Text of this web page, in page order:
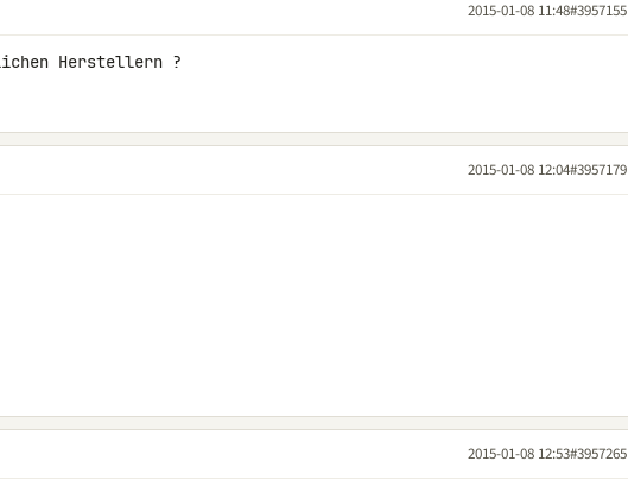
2015-01-08 11:48#3957155
Herstellern ?
2015-01-08 12:04#3957179
2015-01-08 12:53#3957265